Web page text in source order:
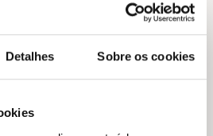
Detalhes Sobre os cookies
11,95€O
10,75€O